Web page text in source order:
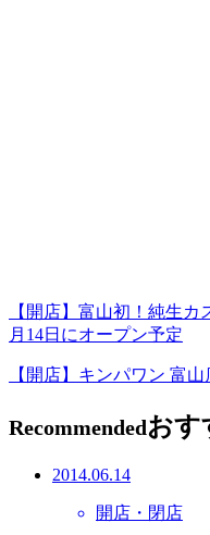
【開店】富山初！純生
月14日にオープン予定
【開店】キンパワン 富
Recommendedおす
2014.06.14
開店・閉店